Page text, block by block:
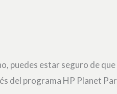
puedes estar seguro de
del programa HP Planet